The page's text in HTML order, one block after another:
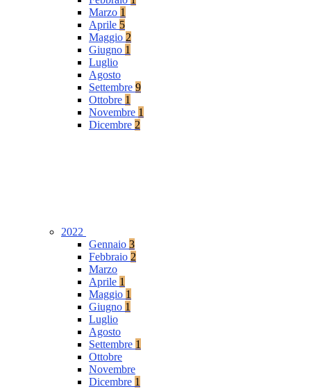
Marzo 1
Aprile 5
Maggio 2
Giugno 1
Luglio
Agosto
Settembre 9
Ottobre 1
Novembre 1
Dicembre 2
2022
Gennaio 3
Febbraio 2
Marzo
Aprile 1
Maggio 1
Giugno 1
Luglio
Agosto
Settembre 1
Ottobre
Novembre
Dicembre 1